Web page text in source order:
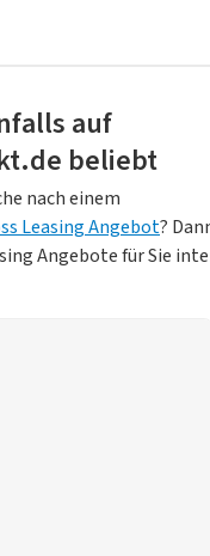
auf
beliebt
nach einem
Leasing Angebot?
Angebote für Sie